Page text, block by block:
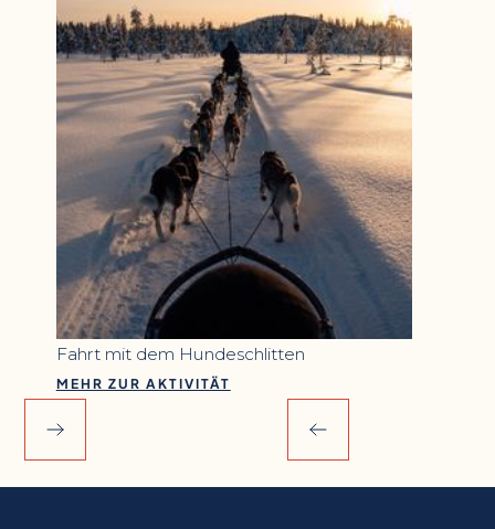
Fahrt mit dem Hundeschlitten
MEHR ZUR AKTIVITÄT